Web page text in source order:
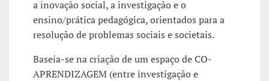
a inovação social, a investigação e o
ensino/prática pedagógica, orientados para a
resolução de problemas sociais e societais.
Baseia-se na criação de um espaço de CO-
APRENDIZAGEM (entre investigação e